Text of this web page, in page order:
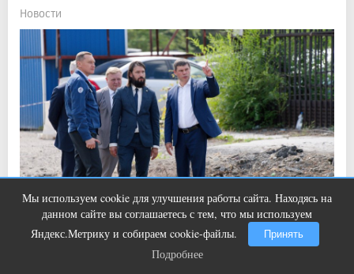
Новости
Прочитали: 1 043 Комментарии: 0
Мы используем cookie для улучшения работы сайта. Находясь на
данном сайте вы соглашаетесь с тем, что мы используем
Яндекс.Метрику и собираем cookie-файлы.
Принять
Подробнее
Ролик длится пару секунд, но вы
будете в шоке от увиденного
Подробнее